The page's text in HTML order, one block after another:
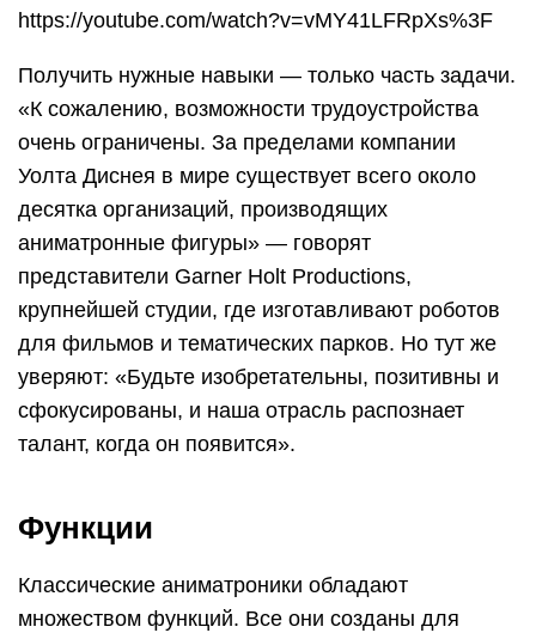
https://youtube.com/watch?v=vMY41LFRpXs%3F
Получить нужные навыки — только часть задачи.
«К сожалению, возможности трудоустройства
очень ограничены. За пределами компании
Уолта Диснея в мире существует всего около
десятка организаций, производящих
аниматронные фигуры» — говорят
представители Garner Holt Productions,
крупнейшей студии, где изготавливают роботов
для фильмов и тематических парков. Но тут же
уверяют: «Будьте изобретательны, позитивны и
сфокусированы, и наша отрасль распознает
талант, когда он появится».
Функции
Классические аниматроники обладают
множеством функций. Все они созданы для